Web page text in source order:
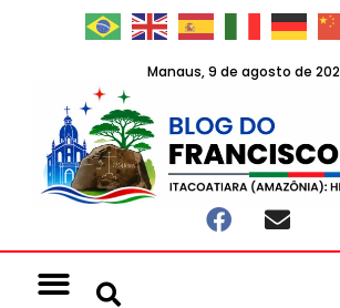
Manaus, 9 de agosto de